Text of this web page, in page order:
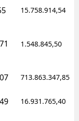
15.758.914,54
1.548.845,50
713.863.347,85
16.931.765,40